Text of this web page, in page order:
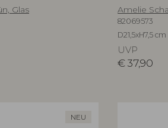
Glas Amelie
82069573
D21,5xH7,5 cm
UVP
€37,90
NEU